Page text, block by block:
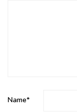
Name*